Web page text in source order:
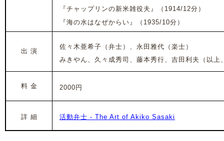
『チャップリンの新米雑役夫』（1914/12分）
『海の水はなぜからい』（1935/10分）
出 演
佐々木亜希子 （弁士）、永田雅代（楽士）
みきやん、久々成秀司、藤本秀行、吉田利夫（以上
料 金 2000円
詳 細 活動弁士 - The Art of Akiko Sasaki